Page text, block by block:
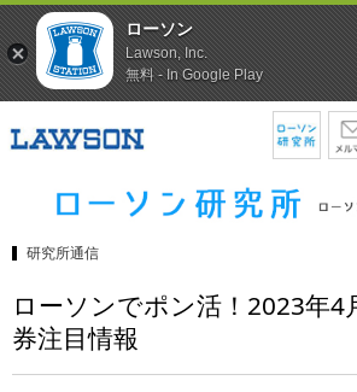
研究所通信
ローソンでポン活！2023年4
券注目情報
ローソン
Lawson, Inc.
無料 - In Google Play